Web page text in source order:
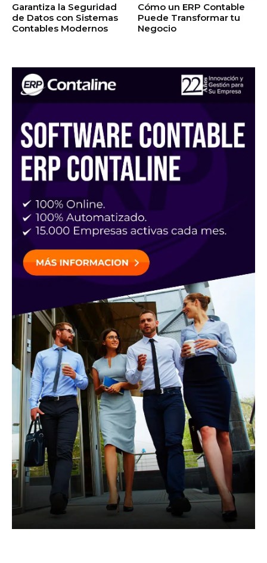
Garantiza la Seguridad
de Datos con Sistemas
Contables Modernos
Cómo un ERP Contable
Puede Transformar tu
Negocio